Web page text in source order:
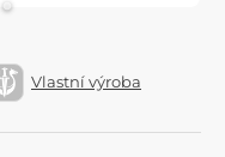
Vlastní výroba